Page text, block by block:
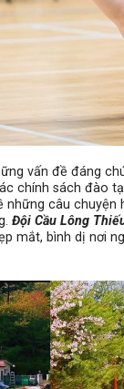
vấn đề đáng
chính sách đào
những câu chuyện
Đội Cầu Lông
mắt, bình dị nơi